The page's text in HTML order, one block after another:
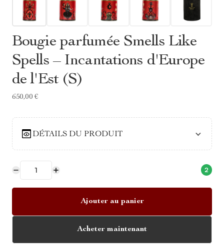
Bougie parfumée Smells Like
Spells – Incantations d'Europe
de l'Est (S)
650,00 €
DÉTAILS DU PRODUIT
2
Ajouter au panier
Acheter maintenant